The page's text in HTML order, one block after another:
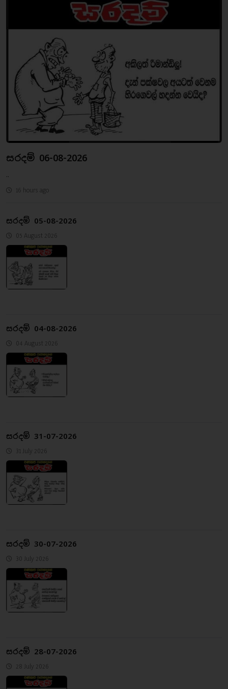
සරදම් 06-08-2026
..
16 hours ago
සරදම් 05-08-2026
05 August 2026
සරදම් 04-08-2026
04 August 2026
සරදම් 31-07-2026
31 July 2026
සරදම් 30-07-2026
30 July 2026
සරදම් 28-07-2026
28 July 2026